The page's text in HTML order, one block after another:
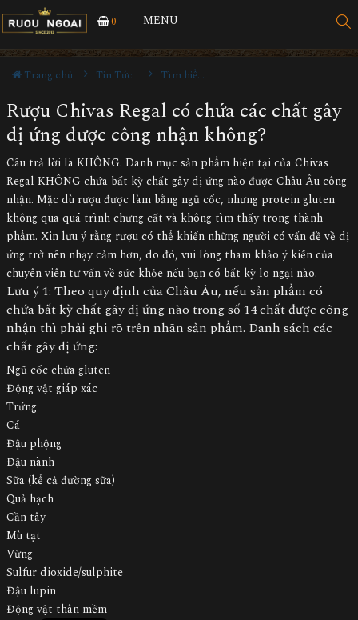
0 MENU
Trang chủ Tin Tức Tìm hiểu về rượu
Rượu Chivas Regal có chứa các chất gây
dị ứng được công nhận không?
Câu trả lời là KHÔNG. Danh mục sản phẩm hiện tại của Chivas
Regal KHÔNG chứa bất kỳ chất gây dị ứng nào được Châu Âu công
nhận. Mặc dù rượu được làm bằng ngũ cốc, nhưng protein gluten
không qua quá trình chưng cất và không tìm thấy trong thành
phẩm. Xin lưu ý rằng rượu có thể khiến những người có vấn đề về dị
ứng trở nên nhạy cảm hơn, do đó, vui lòng tham khảo ý kiến của
chuyên viên tư vấn về sức khỏe nếu bạn có bất kỳ lo ngại nào.
Lưu ý 1: Theo quy định của Châu Âu, nếu sản phẩm có
chứa bất kỳ chất gây dị ứng nào trong số 14 chất được công
nhận thì phải ghi rõ trên nhãn sản phẩm. Danh sách các
chất gây dị ứng:
Ngũ cốc chứa gluten
Động vật giáp xác
Trứng
Cá
Đậu phộng
Đậu nành
Sữa (kể cả đường sữa)
Quả hạch
Cần tây
Mù tạt
Vừng
Sulfur dioxide/sulphite
Đậu lupin
Động vật thân mềm